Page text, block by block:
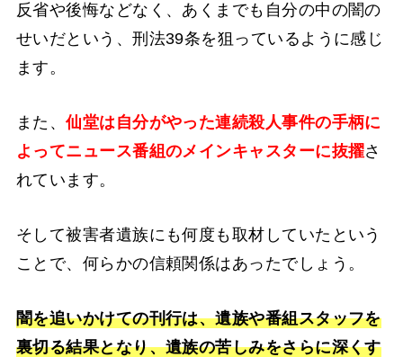
反省や後悔などなく、あくまでも自分の中の闇の
せいだという、刑法39条を狙っているように感じ
ます。
また、仙堂は自分がやった連続殺人事件の手柄に
よってニュース番組のメインキャスターに抜擢さ
れています。
そして被害者遺族にも何度も取材していたという
ことで、何らかの信頼関係はあったでしょう。
闇を追いかけての刊行は、遺族や番組スタッフを
裏切る結果となり、遺族の苦しみをさらに深くす